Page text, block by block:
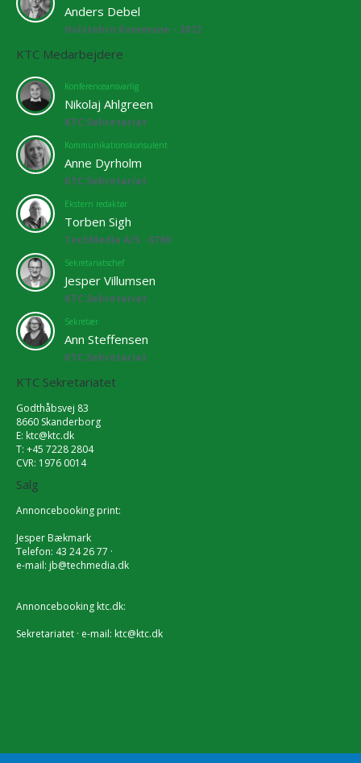
Anders Debel
Holstebro Kommune - 3872
KTC Medarbejdere
Konferenceansvarlig
Nikolaj Ahlgreen
KTC Sekretariat
Kommunikationskonsulent
Anne Dyrholm
KTC Sekretariat
Ekstern redaktør
Torben Sigh
TechMedia A/S - 6769
Sekretariatschef
Jesper Villumsen
KTC Sekretariat
Sekretær
Ann Steffensen
KTC Sekretariat
KTC Sekretariatet
Godthåbsvej 83
8660 Skanderborg
E: ktc@ktc.dk
T: +45 7228 2804
CVR: 1976 0014
Salg
Annoncebooking print:
Jesper Bækmark
Telefon: 43 24 26 77 ·
e-mail: jb@techmedia.dk
Annoncebooking ktc.dk:
Sekretariatet · e-mail: ktc@ktc.dk